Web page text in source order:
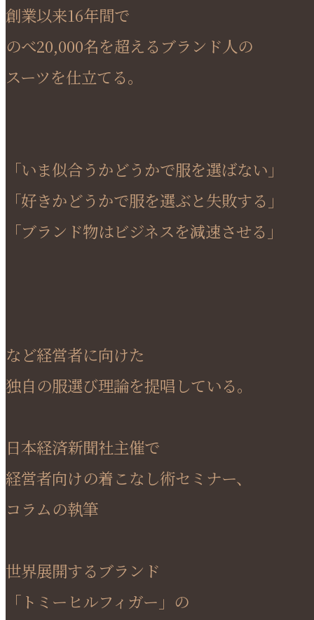
創業以来16年間で
のべ20,000名を超えるブランド人の
スーツを仕立てる。
「いま似合うかどうかで服を選ばない」
「好きかどうかで服を選ぶと失敗する」
「ブランド物はビジネスを減速させる」
など経営者に向けた
独自の服選び理論を提唱している。
日本経済新聞社主催で
経営者向けの着こなし術セミナー、
コラムの執筆
世界展開するブランド
「トミーヒルフィガー」の